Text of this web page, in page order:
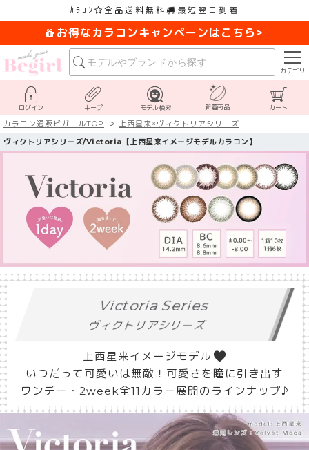
ｶﾗｺﾝ 全品送料無料 最短翌日到着
お得なカラコンキャンペーンはこちら>
カテゴリ
ログイン キープ モデル検索 新着商品 カート
カラコン通販ビガールTOP
上西星来×ヴィクトリアシリーズ
ヴィクトリアシリーズ/Victoria【上西星来イメージモデルカラコン】
Victoria Series
ヴィクトリアシリーズ
上西星来イメージモデル
いつだって可愛いは無敵！可愛さを瞳に引き出す
ワンデー・2week全11カラー展開のラインナップ♪